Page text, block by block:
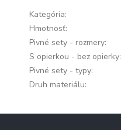
Kategória:
Hmotnosť:
Pivné sety - rozmery:
S opierkou - bez opierky:
Pivné sety - typy:
Druh materiálu: